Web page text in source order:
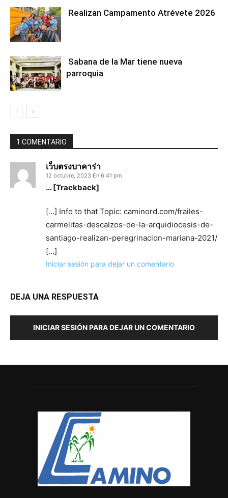
Realizan Campamento Atrévete 2026
Sabana de la Mar tiene nueva
parroquia
1 COMENTARIO
เว็บตรงบาคาร่า
12 octubre, 2023 En 6:41 pm
… [Trackback]
[…] Info to that Topic: caminord.com/frailes-
carmelitas-descalzos-de-la-arquidiocesis-de-
santiago-realizan-peregrinacion-mariana-2021/
[…]
Iniciar sesión para dejar un comentario
DEJA UNA RESPUESTA
INICIAR SESIÓN PARA DEJAR UN COMENTARIO